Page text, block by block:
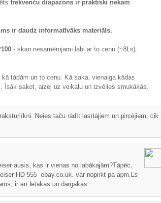
frekvenču diapazons ir praktiski nekam
ir daudz informatīvāks materiāls.
- skan nesamērojami labi ar to cenu (~8Ls).
tādām un to cenu. Kā saka, vienalga kādas
Īsāk sakot, aizej uz veikalu un izvēlies smukākās.
Neies taču rādīt lasītājiem un pircējiem, cik
ausis, kas ir vienas no labākajām?Tāpēc,
HD 555 ebay.co.uk. var nopirkt pa apm.Ls
ir arī lētākas un dārgākas.